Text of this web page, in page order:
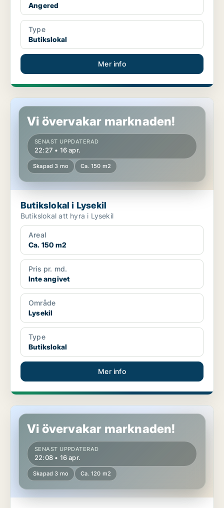
Angered
Type
Butikslokal
Mer info
Butikslokal i Lysekil
Vi övervakar marknaden!
SENAST UPPDATERAD
22:27 • 16 apr.
Skapad 3 mo Ca. 150 m2
Butikslokal i Lysekil
Butikslokal att hyra i Lysekil
Areal
Ca. 150 m2
Pris pr. md.
Inte angivet
Område
Lysekil
Type
Butikslokal
Mer info
Butikslokal i Täby
Vi övervakar marknaden!
SENAST UPPDATERAD
22:08 • 16 apr.
Skapad 3 mo Ca. 120 m2